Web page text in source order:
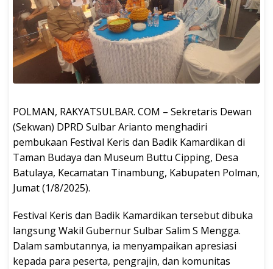
POLMAN, RAKYATSULBAR. COM – Sekretaris Dewan
(Sekwan) DPRD Sulbar Arianto menghadiri
pembukaan Festival Keris dan Badik Kamardikan di
Taman Budaya dan Museum Buttu Cipping, Desa
Batulaya, Kecamatan Tinambung, Kabupaten Polman,
Jumat (1/8/2025).
Festival Keris dan Badik Kamardikan tersebut dibuka
langsung Wakil Gubernur Sulbar Salim S Mengga.
Dalam sambutannya, ia menyampaikan apresiasi
kepada para peserta, pengrajin, dan komunitas